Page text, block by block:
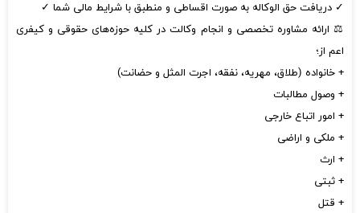
✓ دریافت حق الوکاله به صورت اقساطی و منطبق با شرایط مالی شما ️✓
⚖️ ارائه مشاوره تخصصی و انجام وکالت در کلیه حوزه‌های حقوقی و کیفری
اعم از؛
+ خانواده (طلاق، مهریه، نفقه، اجرت المثل و حضانت)
+ وصول مطالبات
+ امور اتباع خارجی
+ ملکی و اراضی
+ ارث
+ ثبتی
+ قتل